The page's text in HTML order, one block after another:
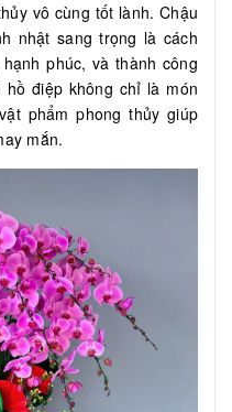
vô cùng tốt lành. Chậu
nhật sang trọng là cách
phúc, và thành công
điệp không chỉ là món
phẩm phong thủy giúp
mắn.